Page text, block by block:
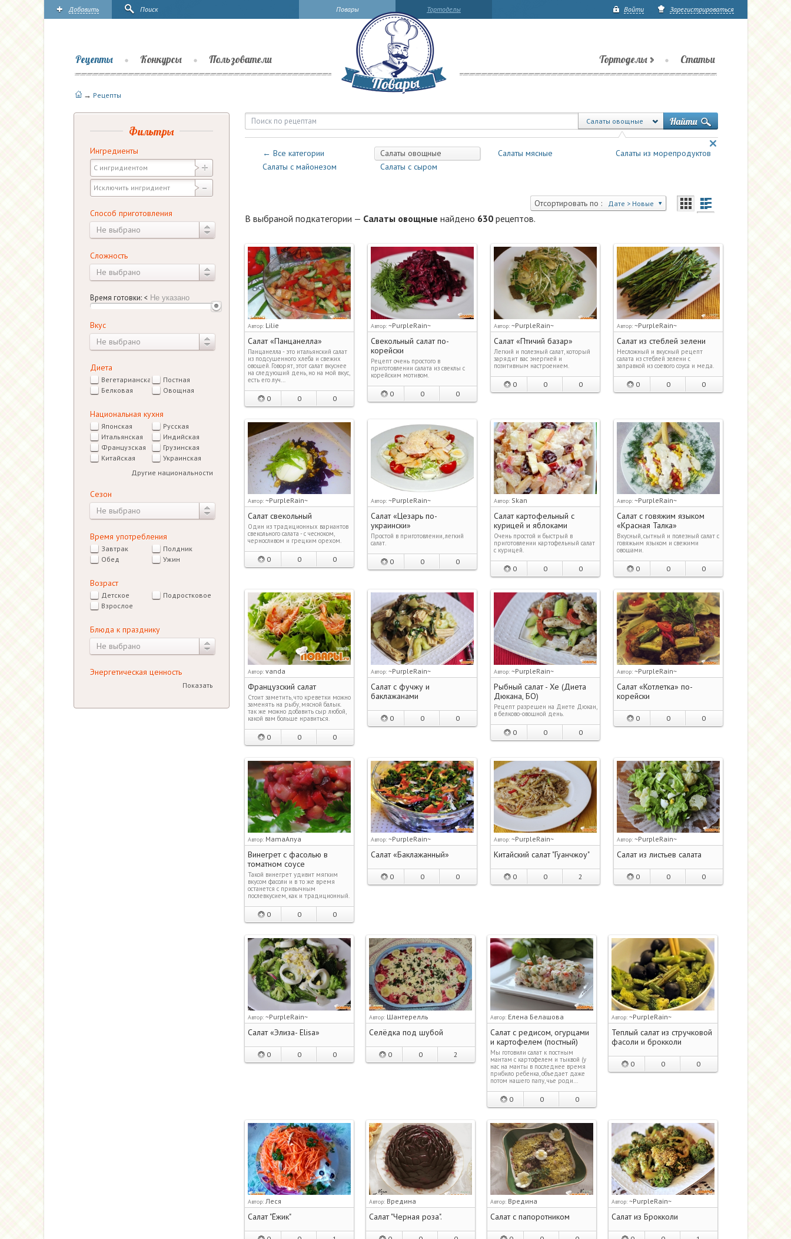
Тортоделы
Повары Войти Зарегистрироваться
Добавить Поиск
Тортоделы Статьи
Рецепты Конкурсы Пользователи
→ Рецепты
Рецепты — Салаты — Салаты овощные | Повары.ру Салаты овощные
← Все категории Салаты овощные Салаты мясные
Салаты из морепродуктов
Салаты с майонезом
Салаты с сыром
Отсортировать по : Дате > Новые
В выбраной подкатегории — Салаты овощные найдено 630рецептов.
Автор: Lilie
Салат «Панцанелла»
Панцанелла - это итальянский салат
из подсушенного хлеба и свежих
овощей. Говорят, этот салат вкуснее
на следующий день, но на мой вкус,
есть его луч…
0 0 0
Автор: ~PurpleRain~
Свекольный салат по-
корейски
Рецепт очень простого в
приготовлении салата из свеклы с
корейским мотивом.
0 0 0
Автор: ~PurpleRain~
Салат «Птичий базар»
Легкий и полезный салат, который
зарядит вас энергией и
позитивным настроением.
0 0 0
Автор: ~PurpleRain~
Салат из стеблей зелени
Несложный и вкусный рецепт
салата из стеблей зелени с
заправкой из соевого соуса и меда.
0 0 0
Автор: ~PurpleRain~
Салат свекольный
Один из традиционных вариантов
свекольного салата - с чесноком,
черносливом и грецким орехом.
0 0 0
Автор: ~PurpleRain~
Салат «Цезарь по-
украински»
Простой в приготовлении, легкий
салат.
0 0 0
Автор: Skan
Салат картофельный с
курицей и яблоками
Очень простой и быстрый в
приготовлении картофельный салат
с курицей.
0 0 0
Автор: ~PurpleRain~
Салат с говяжим языком
«Красная Талка»
Вкусный, сытный и полезный салат с
говяжьим языком и свежими
овощами.
0 0 0
Автор: vanda
Французский салат
Стоит заметить, что креветки можно
заменять на рыбу, мясной балык.
так же можно добавить сыр любой,
какой вам больше нравиться.
0 0 0
Автор: ~PurpleRain~
Салат с фучжу и
баклажанами
0 0 0
Автор: ~PurpleRain~
Рыбный салат - Хе (Диета
Дюкана, БО)
Рецепт разрешен на Диете Дюкан,
в белково-овощной день.
0 0 0
Автор: ~PurpleRain~
Салат «Котлетка» по-
корейски
0 0 0
Автор: MamaAnya
Винегрет с фасолью в
томатном соусе
Такой винегрет удивит мягким
вкусом фасоли и в то же время
останется с привычным
послевкусием, как и традиционный.
0 0 0
Автор: ~PurpleRain~
Салат «Баклажанный»
0 0 0
Автор: ~PurpleRain~
Китайский салат "Гуанчжоу"
0 0 2
Автор: ~PurpleRain~
Салат из листьев салата
0 0 0
Автор: ~PurpleRain~
Салат «Элиза- Elisa»
0 0 0
Автор: Шантерелль
Селёдка под шубой
0 0 2
Автор: Елена Белашова
Салат с редисом, огурцами
и картофелем (постный)
Мы готовили салат к постным
мантам с картофелем и тыквой (у
нас на манты в последнее время
прибило ребенка, объедает даже
потом нашего папу, чье роди…
0 0 0
Автор: ~PurpleRain~
Теплый салат из стручковой
фасоли и брокколи
0 0 0
Автор: Леся
Салат "Ёжик"
Автор: Вредина
Салат "Черная роза".
Автор: Вредина
Салат с папоротником
Автор: ~PurpleRain~
Салат из Брокколи
Фильтры
Ингредиенты
Способ приготовления
Не выбрано
Сложность
Не выбрано
Время готовки: <
Вкус
Не выбрано
Диета
Вегетарианская
Постная
Белковая
Овощная
Национальная кухня
Японская
Русская
Итальянская
Индийская
Французская
Грузинская
Китайская
Украинская
Другие национальности
Сезон
Не выбрано
Время употребления
Завтрак
Полдник
Обед
Ужин
Возраст
Детское
Подростковое
Взрослое
Блюда к празднику
Не выбрано
Энергетическая ценность
Показать